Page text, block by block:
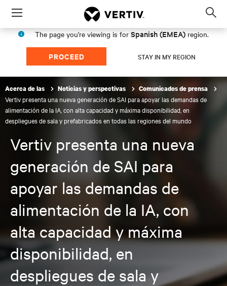
Menu
The page you're viewing is for Spanish (EMEA) region.
PROCEED STAY IN MY REGION
Acerca de las Noticias y perspectivas Comunicados de prensa
Vertiv presenta una nueva generación de SAI para apoyar las demandas de
alimentación de la IA, con alta capacidad y máxima disponibilidad, en
despliegues de sala y prefabricados en todas las regiones del mundo
Vertiv presenta una nueva
generación de SAI para
apoyar las demandas de
alimentación de la IA, con
alta capacidad y máxima
disponibilidad, en
despliegues de sala y